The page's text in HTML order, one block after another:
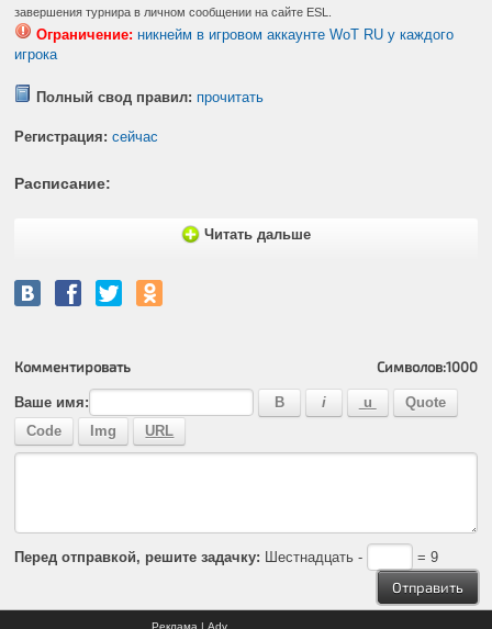
завершения турнира в личном сообщении на сайте ESL.
Ограничение: никнейм в игровом аккаунте WoT RU у каждого
игрока
Полный свод правил: прочитать
Регистрация: сейчас
Расписание:
Читать дальше
Комментировать Символов:1000
Ваше имя:
Перед отправкой, решите задачку: Шестнадцать - = 9
Реклама | Adv